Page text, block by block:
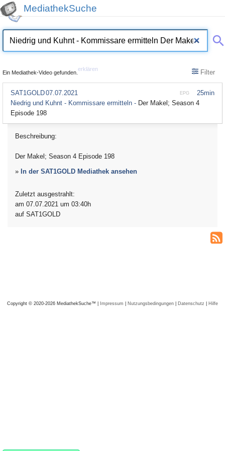
MediathekSuche
Ein Mediathek-Video gefunden.
erklären Filter
25min
EPG
SAT1GOLD07.07.2021
Niedrig und Kuhnt - Kommissare ermitteln - Der Makel; Season 4
Episode 198
Beschreibung:
Der Makel; Season 4 Episode 198
» In der SAT1GOLD Mediathek ansehen
Zuletzt ausgestrahlt:
am 07.07.2021 um 03:40h
auf SAT1GOLD
Copyright © 2020-2026 MediathekSuche™ | Impressum | Nutzungsbedingungen | Datenschutz | Hilfe